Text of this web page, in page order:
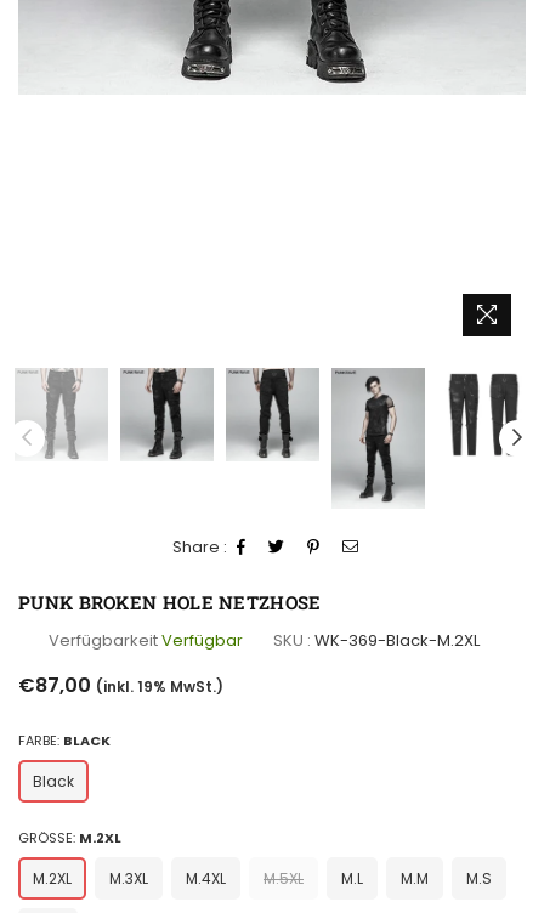
Share :
PUNK BROKEN HOLE NETZHOSE
VerfügbarkeitVerfügbar SKU : WK-369-Black-M.2XL
Normaler
Preis
€87,00 (inkl. 19% MwSt.)
FARBE: BLACK
Black
GRÖSSE: M.2XL
M.2XL M.3XL M.4XL M.5XL M.L M.M M.S